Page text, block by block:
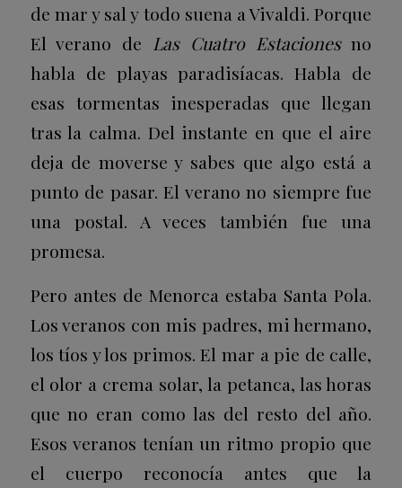
de mar y sal y todo suena a Vivaldi. Porque
El verano de Las Cuatro Estacionesno
habla de playas paradisíacas. Habla de
esas tormentas inesperadas que llegan
tras la calma. Del instante en que el aire
deja de moverse y sabes que algo está a
punto de pasar. El verano no siempre fue
una postal. A veces también fue una
promesa.
Pero antes de Menorca estaba Santa Pola.
Los veranos con mis padres, mi hermano,
los tíos y los primos. El mar a pie de calle,
el olor a crema solar, la petanca, las horas
que no eran como las del resto del año.
Esos veranos tenían un ritmo propio que
el cuerpo reconocía antes que la